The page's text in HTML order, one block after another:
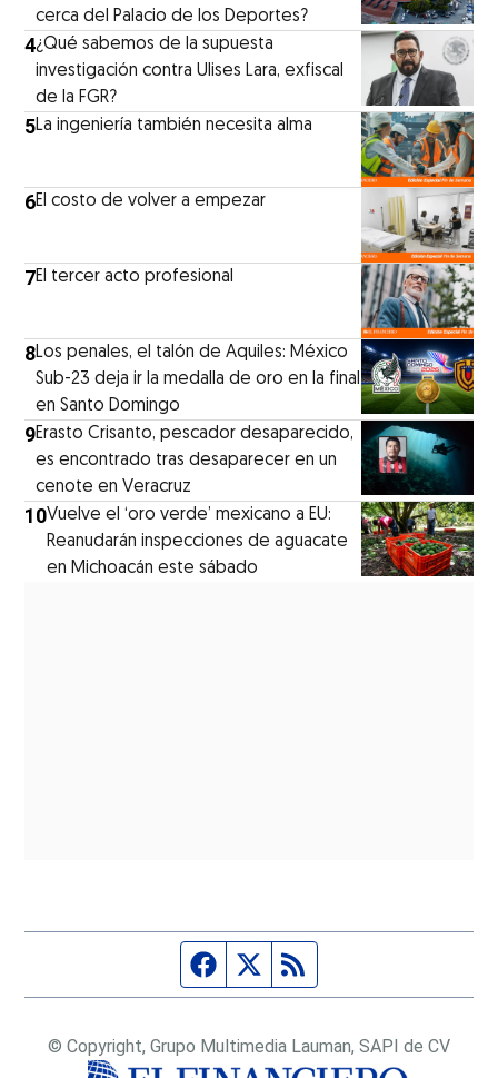
cerca del Palacio de los Deportes?
4¿Qué sabemos de la supuesta
investigación contra Ulises Lara, exfiscal
de la FGR?
5La ingeniería también necesita alma
6El costo de volver a empezar
7El tercer acto profesional
8Los penales, el talón de Aquiles: México
Sub-23 deja ir la medalla de oro en la final
en Santo Domingo
9Erasto Crisanto, pescador desaparecido,
es encontrado tras desaparecer en un
cenote en Veracruz
10Vuelve el ‘oro verde’ mexicano a EU:
Reanudarán inspecciones de aguacate
en Michoacán este sábado
Página de Facebook
Fuente Twitter
© Copyright, Grupo Multimedia Lauman, SAPI de CV